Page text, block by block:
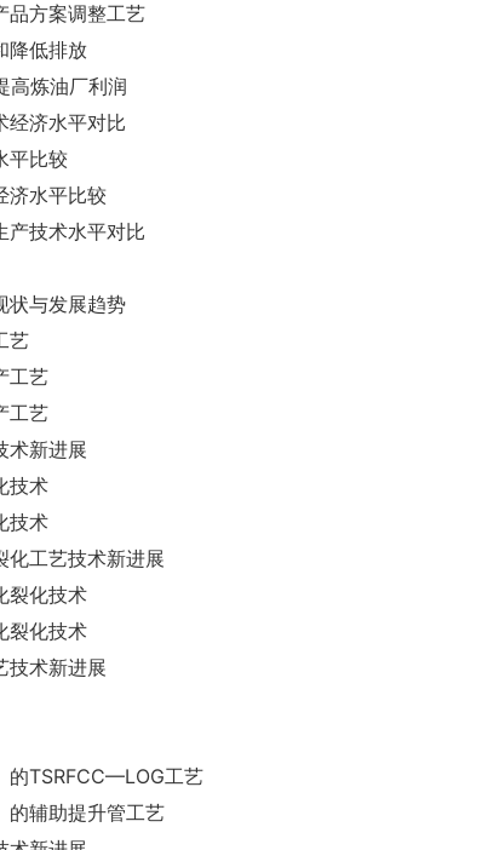
品方案调整工艺
降低排放
高炼油厂利润
经济水平对比
平比较
济水平比较
产技术水平对比
状与发展趋势
艺
工艺
工艺
术新进展
技术
技术
化工艺技术新进展
裂化技术
裂化技术
技术新进展
的TSRFCC—LOG工艺
的辅助提升管工艺